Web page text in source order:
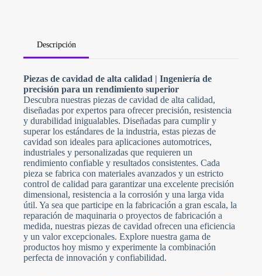
o
c
o
n
t
r
y
s
e
l
e
c
e
d
Carga de archivos
Elegir archivo
Enviar formulario
Descripción
Piezas de cavidad de alta calidad | Ingeniería de
precisión para un rendimiento superior
Descubra nuestras piezas de cavidad de alta calidad,
diseñadas por expertos para ofrecer precisión, resistencia
y durabilidad inigualables. Diseñadas para cumplir y
superar los estándares de la industria, estas piezas de
cavidad son ideales para aplicaciones automotrices,
industriales y personalizadas que requieren un
rendimiento confiable y resultados consistentes. Cada
pieza se fabrica con materiales avanzados y un estricto
control de calidad para garantizar una excelente precisión
dimensional, resistencia a la corrosión y una larga vida
útil. Ya sea que participe en la fabricación a gran escala, la
reparación de maquinaria o proyectos de fabricación a
medida, nuestras piezas de cavidad ofrecen una eficiencia
y un valor excepcionales. Explore nuestra gama de
productos hoy mismo y experimente la combinación
perfecta de innovación y confiabilidad.